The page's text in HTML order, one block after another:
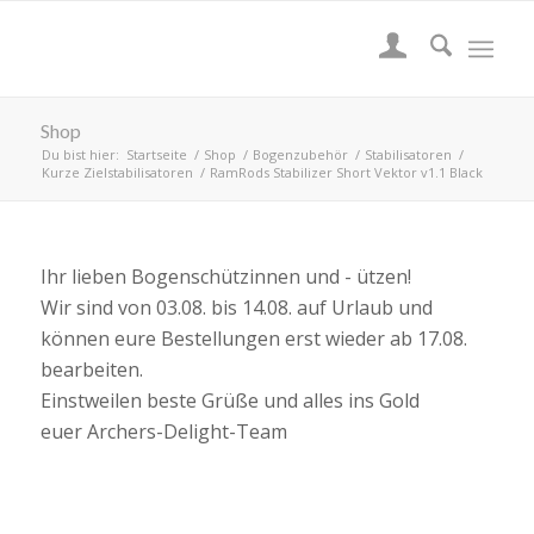
Shop
Du bist hier: Startseite / Shop / Bogenzubehör / Stabilisatoren /
Kurze Zielstabilisatoren / RamRods Stabilizer Short Vektor v1.1 Black
Ihr lieben Bogenschützinnen und - ützen!
Wir sind von 03.08. bis 14.08. auf Urlaub und
können eure Bestellungen erst wieder ab 17.08.
bearbeiten.
Einstweilen beste Grüße und alles ins Gold
euer Archers-Delight-Team